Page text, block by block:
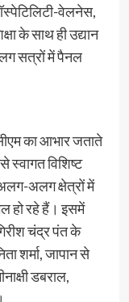
वेलनेस,
के साथ ही उद्यान
सत्रों में पैनल
का आभार जताते
स्वागत विशिष्ट
अलग क्षेत्रों में
हो रहे हैं। इसमें
चंद्र पंत के
शर्मा, जापान से
डबराल,